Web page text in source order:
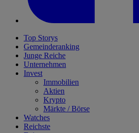
Top Storys
Gemeinderanking
Junge Reiche
Unternehmen
Invest
Immobilien
Aktien
Krypto
Märkte / Börse
Watches
Reichste